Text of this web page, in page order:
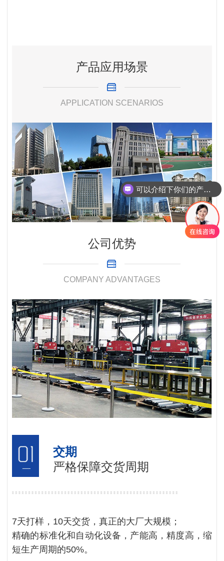
产品应用场景
APPLICATION SCENARIOS
公司优势
COMPANY ADVANTAGES
交期
严格保障交货周期
7天打样，10天交货，真正的大厂大规模；
精确的标准化和自动化设备，产能高，精度高，缩
短生产周期的50%。
可以介绍下你们的产品么
你们是怎么收费的呢